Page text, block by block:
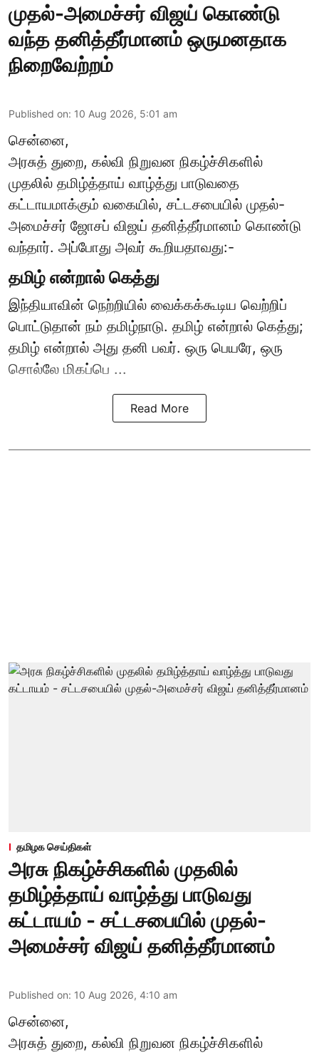
முதல்-அமைச்சர் விஜய் கொண்டு
வந்த தனித்தீர்மானம் ஒருமனதாக
நிறைவேற்றம்
Published on: 10 Aug 2026, 5:01 am
சென்னை,
அரசுத் துறை, கல்வி நிறுவன நிகழ்ச்சிகளில்
முதலில் தமிழ்த்தாய் வாழ்த்து பாடுவதை
கட்டாயமாக்கும் வகையில், சட்டசபையில் முதல்-
அமைச்சர் ஜோசப் விஜய் தனித்தீர்மானம் கொண்டு
வந்தார். அப்போது அவர் கூறியதாவது:-
தமிழ் என்றால் கெத்து
இந்தியாவின் நெற்றியில் வைக்கக்கூடிய வெற்றிப்
பொட்டுதான் நம் தமிழ்நாடு. தமிழ் என்றால் கெத்து;
தமிழ் என்றால் அது தனி பவர். ஒரு பெயரே, ஒரு
சொல்லே மிகப்பெ ...
Read More
தமிழக செய்திகள்
அரசு நிகழ்ச்சிகளில் முதலில்
தமிழ்த்தாய் வாழ்த்து பாடுவது
கட்டாயம் - சட்டசபையில் முதல்-
அமைச்சர் விஜய் தனித்தீர்மானம்
Published on: 10 Aug 2026, 4:10 am
சென்னை,
அரசுத் துறை, கல்வி நிறுவன நிகழ்ச்சிகளில்